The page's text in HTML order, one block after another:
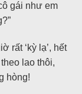
gái như em
rất ‘kỳ lạ’, hết
lao thôi,
hòng!